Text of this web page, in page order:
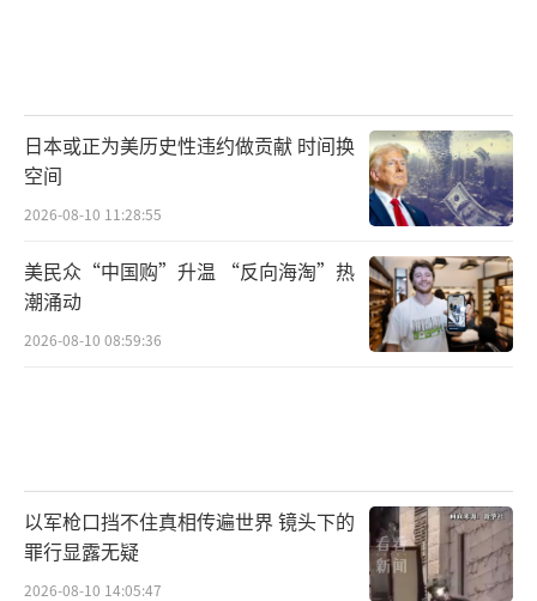
日本或正为美历史性违约做贡献 时间换
空间
2026-08-10 11:28:55
美民众“中国购”升温 “反向海淘”热
潮涌动
2026-08-10 08:59:36
以军枪口挡不住真相传遍世界 镜头下的
罪行显露无疑
2026-08-10 14:05:47